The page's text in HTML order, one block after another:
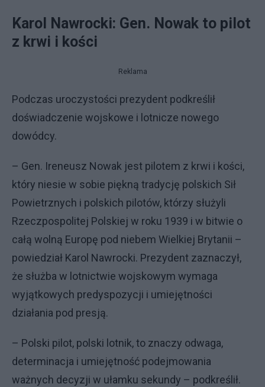
Karol Nawrocki: Gen. Nowak to pilot
z krwi i kości
Reklama
Podczas uroczystości prezydent podkreślił
doświadczenie wojskowe i lotnicze nowego
dowódcy.
– Gen. Ireneusz Nowak jest pilotem z krwi i kości,
który niesie w sobie piękną tradycję polskich Sił
Powietrznych i polskich pilotów, którzy służyli
Rzeczpospolitej Polskiej w roku 1939 i w bitwie o
całą wolną Europę pod niebem Wielkiej Brytanii –
powiedział Karol Nawrocki. Prezydent zaznaczył,
że służba w lotnictwie wojskowym wymaga
wyjątkowych predyspozycji i umiejętności
działania pod presją.
– Polski pilot, polski lotnik, to znaczy odwaga,
determinacja i umiejętność podejmowania
ważnych decyzji w ułamku sekundy – podkreślił.